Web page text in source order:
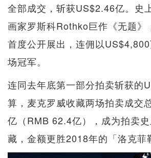
全部成交，斩获US$2.46亿。史
画家罗斯科Rothko巨作《无题》
首度公开展出，连佣以
场冠军。
连同去年底第一部分拍卖斩获的
算，麦克罗威收藏两场拍卖成交
亿（RMB 62.4亿），成为拍卖
藏，金额更胜2018年的「洛克菲